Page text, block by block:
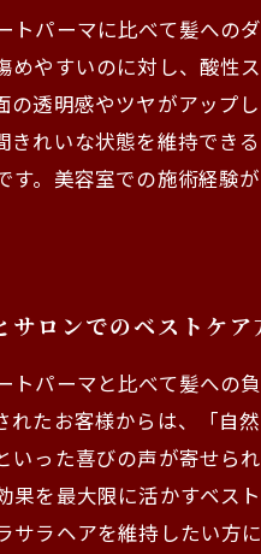
パーマに比べて髪への
やすいのに対し、酸性
透明感やツヤがアップ
れいな状態を維持でき
。美容室での施術経
サロンでのベストケア
パーマと比べて髪へ
たお客様からは、「
った喜びの声が寄せ
を最大限に活かすベ
ラヘアを維持したい